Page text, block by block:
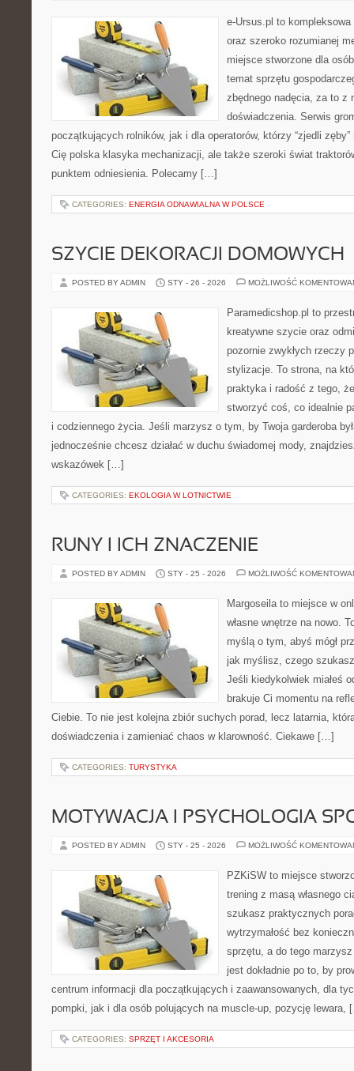
e-Ursus.pl to
oraz szeroko rozumianej
miejsce stworzone dla
temat sprzętu
zbędnego nadęcia, za to z
doświadczenia. Serwis
początkujących rolników, jak i dla operatorów, którzy “zjedli
Cię polska klasyka mechanizacji, ale także szeroki świat
punktem odniesienia. Polecamy […]
CATEGORIES: ENERGIA ODNAWIALNA W POLSCE
SZYCIE DEKORACJI DOMOWYCH
POSTED BY ADMIN STY - 26 - 2026 MOŻLIWOŚĆ
Paramedicshop.pl to
kreatywne szycie oraz
pozornie zwykłych rzeczy
stylizacje. To strona, na
praktyka i radość z tego,
stworzyć coś, co idealnie
i codziennego życia. Jeśli marzysz o tym, by Twoja garderoba
jednocześnie chcesz działać w duchu świadomej mody,
wskazówek […]
CATEGORIES: EKOLOGIA W LOTNICTWIE
RUNY I ICH ZNACZENIE
POSTED BY ADMIN STY - 25 - 2026 MOŻLIWOŚĆ
Margoseila to miejsce w
własne wnętrze na nowo.
myślą o tym, abyś mógł
jak myślisz, czego
Jeśli kiedykolwiek miałeś
brakuje Ci momentu na
Ciebie. To nie jest kolejna zbiór suchych porad, lecz latarnia,
doświadczenia i zamieniać chaos w klarowność. Ciekawe […]
CATEGORIES: TURYSTYKA
MOTYWACJA I PSYCHOLOGIA
POSTED BY ADMIN STY - 25 - 2026 MOŻLIWOŚĆ
PZKiSW to miejsce
trening z masą własnego
szukasz praktycznych
wytrzymałość bez
sprzętu, a do tego
jest dokładnie po to, by
centrum informacji dla początkujących i zaawansowanych, dla
pompki, jak i dla osób polujących na muscle-up, pozycję lewara,
CATEGORIES: SPRZĘT I AKCESORIA